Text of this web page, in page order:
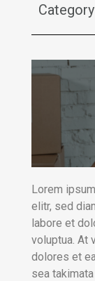
Category
Lorem
elitr, sed
labore et
voluptua. At
dolores et
sea